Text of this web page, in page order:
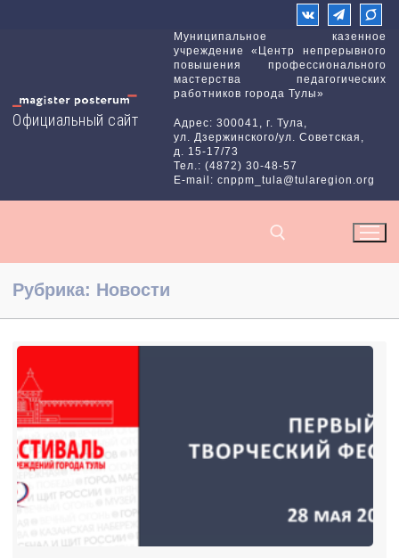
Официальный сайт
Муниципальное казенное
учреждение «Центр непрерывного
повышения профессионального
мастерства педагогических
работников города Тулы»
Адрес: 300041, г. Тула,
ул. Дзержинского/ул. Советская,
д. 15-17/73
Тел.: (4872) 30-48-57
E-mail: cnppm_tula@tularegion.org
Рубрика: Новости